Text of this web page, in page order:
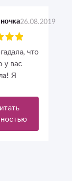
26.08.2019
что
у вас
Я
через
так и
на ваш
вы